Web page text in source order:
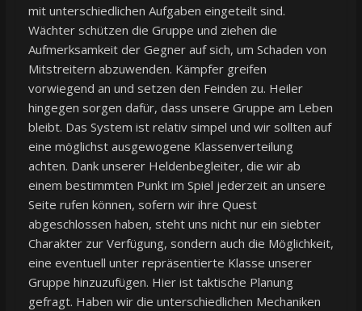
mit unterschiedlichen Aufgaben eingeteilt sind.
Wächter schützen die Gruppe und ziehen die
Aufmerksamkeit der Gegner auf sich, um Schaden von
Mitstreitern abzuwenden. Kämpfer greifen
vorwiegend an und setzen den Feinden zu. Heiler
hingegen sorgen dafür, dass unsere Gruppe am Leben
bleibt. Das System ist relativ simpel und wir sollten auf
eine möglichst ausgewogene Klassenverteilung
achten. Dank unserer Heldenbegleiter, die wir ab
einem bestimmten Punkt im Spiel jederzeit an unsere
Seite rufen können, sofern wir ihre Quest
abgeschlossen haben, steht uns nicht nur ein siebter
Charakter zur Verfügung, sondern auch die Möglichkeit,
eine eventuell unter repräsentierte Klasse unserer
Gruppe hinzuzufügen. Hier ist taktische Planung
gefragt. Haben wir die unterschiedlichen Mechaniken